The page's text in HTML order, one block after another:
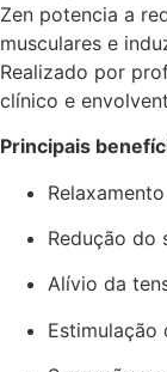
Zen potencia a
musculares e
Realizado por
clínico e
Principais
Redução do
Alívio da
Estimulação